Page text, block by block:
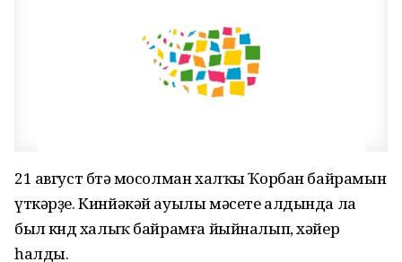
21 август бөтә мосолман халҡы Ҡорбан байрамын
үткәрҙе. Кинйәкәй ауылы мәсете алдында ла
был көндө халыҡ байрамға йыйналып, хәйер
һалды.